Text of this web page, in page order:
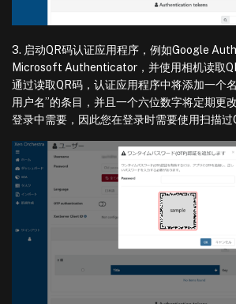
3. 启动QR码认证应用程序，例如Google
Microsoft Authenticator，并使用相机读取
通过读取QR码，认证应用程序中将添加一个
用户名”的条目，并且一个六位数字将定期更
登录中需要，因此您在登录时需要使用扫描过